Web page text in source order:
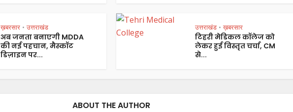
ख़बरसार • उत्तराखंड
अब जनता बनाएगी MDDA
की नई पहचान, मैस्कॉट
डिज़ाइन पर...
उत्तराखंड • ख़बरसार
टिहरी मेडिकल कॉलेज को
लेकर हुई विस्तृत चर्चा, CM
से...
ABOUT THE AUTHOR